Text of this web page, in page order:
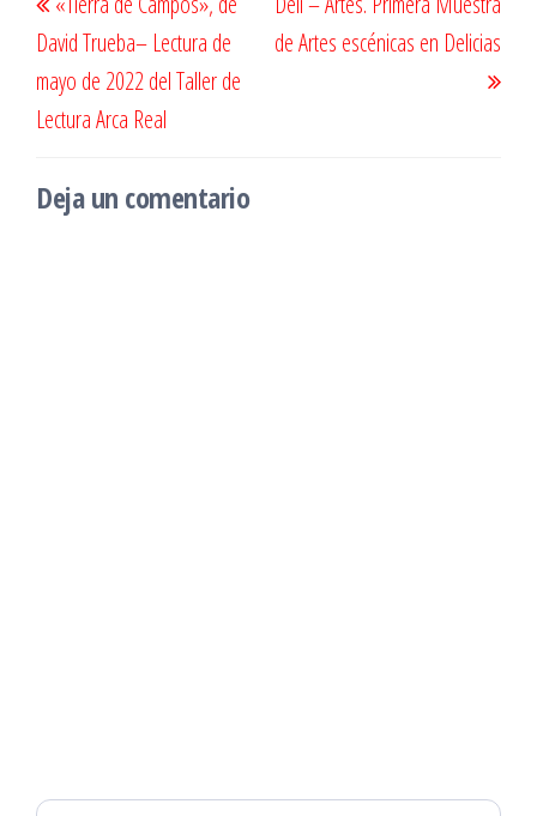
de
entradas
anterior
David Trueba– Lectura de
mayo de 2022 del Taller de
Lectura Arca Real
de Artes escénicas en Delicias
Deja un comentario